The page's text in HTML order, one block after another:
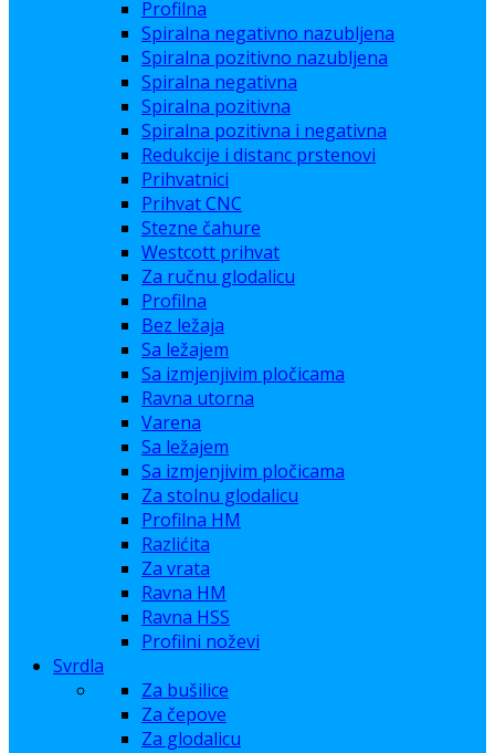
Profilna
Spiralna negativno nazubljena
Spiralna pozitivno nazubljena
Spiralna negativna
Spiralna pozitivna
Spiralna pozitivna i negativna
Redukcije i distanc prstenovi
Prihvatnici
Prihvat CNC
Stezne čahure
Westcott prihvat
Za ručnu glodalicu
Profilna
Bez ležaja
Sa ležajem
Sa izmjenjivim pločicama
Ravna utorna
Varena
Sa ležajem
Sa izmjenjivim pločicama
Za stolnu glodalicu
Profilna HM
Razlićita
Za vrata
Ravna HM
Ravna HSS
Profilni noževi
Svrdla
Za bušilice
Za čepove
Za glodalicu